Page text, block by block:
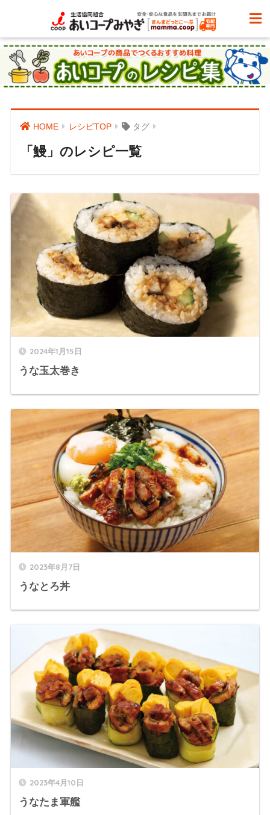
HOME レシピTOP タグ
「鰻」のレシピ一覧
2024年1月15日
うな玉太巻き
2023年8月7日
うなとろ丼
2023年4月10日
うなたま軍艦